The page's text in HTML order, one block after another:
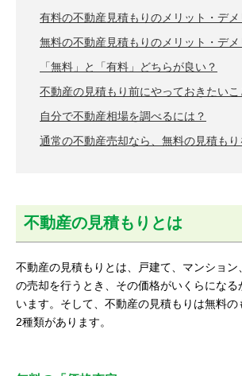
有料の不動産見積もりのメリット・デメ
無料の不動産見積もりのメリット・デメ
「無料」と「有料」どちらが良い？
不動産の見積もり前にやっておきたいこ
自分で不動産相場を調べるには？
通常の不動産売却なら、無料の見積もり
不動産の見積もりとは
不動産の見積もりとは、戸建て、マンショ
の売却を行うとき、その価格がいくらにな
います。そして、不動産の見積もりは無料
2種類があります。